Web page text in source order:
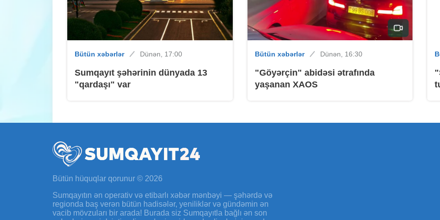
Bütün xəbərlər Dünən, 17:00
Sumqayıt şəhərinin dünyada 13
"qardaşı" var
Bütün xəbərlər Dünən, 16:30
"Göyərçin" abidəsi ətrafında
yaşanan XAOS
Bütün hüquqlar qorunur © 2026
Sumqayıtın ən operativ və etibarlı xəbər mənbəyi — şəhərdə və
regionda baş verən bütün hadisələr, yeniliklər və gündəmin ən
vacib mövzuları bir arada! Burada siz Sumqayıtla bağlı ən son